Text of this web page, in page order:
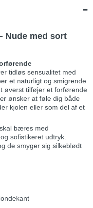
Nude med sort
tidløs sensualitet med
et naturligt og smigrende
øverst tilføjer et forførende
ønsker at føle dig både
kjolen eller som del af et
bæres med
sofistikeret udtryk.
de smyger sig silkeblødt